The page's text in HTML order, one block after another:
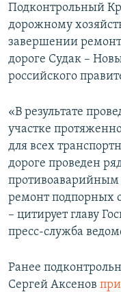
поискуИНФОГРАФИКА
ТЕЛЕПРОЕКТ
СОВЕТЫ
ПРОПАВШИЕ БЕЗ ВЕСТИ
ПОБЕДИТЕЛЕЙ НЕ
КРЫМ.НЕПОКОРЕННЫЙ
УКРАИНСКАЯ
КАК ОБОЙТИ
Українською
Qırımtatar
ПРИСОЕДИНЯЙТЕСЬ!
Все сайты RFE/RL
Подконтрольный
дорожному
завершении
дороге Судак –
российского
«В результате
участке
для всех
дороге проведен
противоаварийным
ремонт подпорных
– цитирует главу
пресс-служба
Ранее
Сергей Аксенов